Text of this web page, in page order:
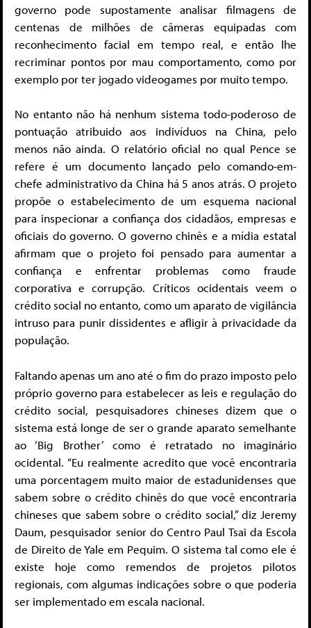
governo pode supostamente analisar filmagens de
centenas de milhões de câmeras equipadas com
reconhecimento facial em tempo real, e então lhe
recriminar pontos por mau comportamento, como por
exemplo por ter jogado videogames por muito tempo.
No entanto não há nenhum sistema todo-poderoso de
pontuação atribuido aos indivíduos na China, pelo
menos não ainda. O relatório oficial no qual Pence se
refere é um documento lançado pelo comando-em-
chefe administrativo da China há 5 anos atrás. O projeto
propõe o estabelecimento de um esquema nacional
para inspecionar a confiança dos cidadãos, empresas e
oficiais do governo. O governo chinês e a mídia estatal
afirmam que o projeto foi pensado para aumentar a
confiança e enfrentar problemas como fraude
corporativa e corrupção. Críticos ocidentais veem o
crédito social no entanto, como um aparato de vigilância
intruso para punir dissidentes e afligir à privacidade da
população.
Faltando apenas um ano até o fim do prazo imposto pelo
próprio governo para estabelecer as leis e regulação do
crédito social, pesquisadores chineses dizem que o
sistema está longe de ser o grande aparato semelhante
ao ‘Big Brother’ como é retratado no imaginário
ocidental. “Eu realmente acredito que você encontraria
uma porcentagem muito maior de estadunidenses que
sabem sobre o crédito chinês do que você encontraria
chineses que sabem sobre o crédito social,” diz Jeremy
Daum, pesquisador senior do Centro Paul Tsai da Escola
de Direito de Yale em Pequim. O sistema tal como ele é
existe hoje como remendos de projetos pilotos
regionais, com algumas indicações sobre o que poderia
ser implementado em escala nacional.